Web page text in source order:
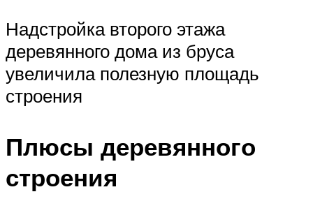
Надстройка второго этажа
деревянного дома из бруса
увеличила полезную площадь
строения
Плюсы деревянного
строения